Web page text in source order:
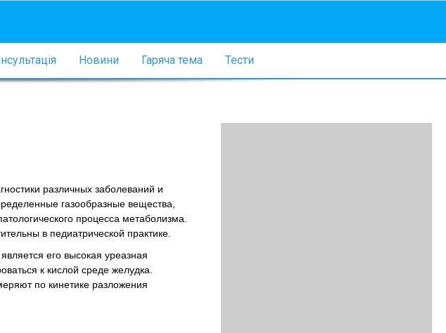
Новини Гаряча тема Тести
различных заболеваний и
газообразные вещества,
процесса метаболизма.
в педиатрической практике.
его высокая уреазная
к кислой среде желудка.
по кинетике разложения